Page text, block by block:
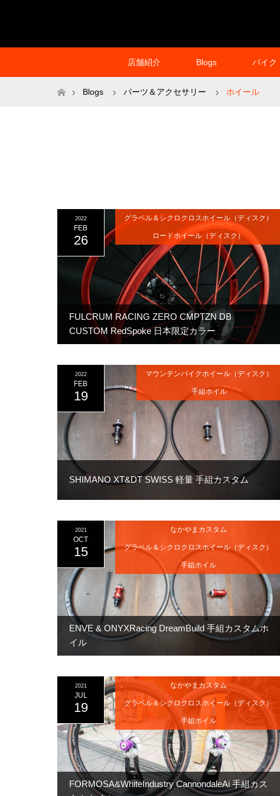
店舗紹介 Blogs バイク
ホームBlogs パーツ＆アクセサリー ホイール
FULCRUM RACING ZERO CMPTZN DB
CUSTOM RedSpoke 日本限定カラー
2022
FEB
26
グラベル＆シクロクロスホイール（ディスク）
ロードホイール（ディスク）
SHIMANO XT&DT SWISS 軽量 手組カスタム
2022
FEB
19
マウンテンバイクホイール（ディスク）
手組ホイル
ENVE & ONYXRacing DreamBuild 手組カスタムホ
イル
2021
OCT
15
なかやまカスタム
グラベル＆シクロクロスホイール（ディスク）
手組ホイル
FORMOSA&WhiteIndustry CannondaleAi 手組カス
2021
JUL
19
なかやまカスタム
グラベル＆シクロクロスホイール（ディスク）
手組ホイル